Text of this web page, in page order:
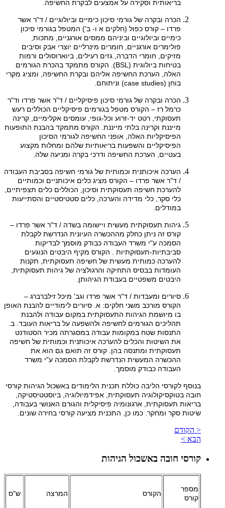
בריאותית וסקירה על אמצעים לבקרת החשיפה.
הכרה ובקרה של גורמי סיכון כימיים וביולוגיים / ד"ר אשר
פרדו – קורס כפול (חלקים א ו- ב') המטפל בגורמי סיכון
כימיים וביולוגיים וביניהם ממסים אורגניים, מתכות,
פולימרים אורגניים, חומרים מינרליים יוצרי אבק וסיבים
מזיקים, חומרי הדברה, גזים רעילים, ביוארוסולים ורמות
בטיחות ביולוגית (BSL). הקורס מתמקד בהכרת הגורמים
האלה, הערכת החשיפה אליהם ובקרת החשיפה, ומציג מקרי
בוחן (case studies) וניתוחם.
הכרה ובקרה של גורמי סיכון פיסיקליים / ד"ר אשר פרדו וד"ר
כרמל רז – הקורס מטפל בגורמים פיסיקליים הכוללים רעש
תעסוקתי, רטט יד-זרוע וכל-גופי, עומסים אקלימיים, קרינה
מייננת וקרינה בלתי מייננת. הקורס מתמקד בהבנת התופעות
הפיסיקליות האלה, אופני החשיפה לגורמי הסיכון
הפיסיקליים והשפעות בריאותיות שלהם ומחלות מקצוע
בעטיים, הערכת החשיפה ודרכי בקרה ומניעה שלה.
הערכה איכותנית וכמותית של גורמי חשיפה בסביבת העבודה
/ ד"ר אשר פרדו – הקורס מציג כלים איכותניים וכמותיים
להערכת חשיפה תעסוקתית וסיכון, הכוללים כלים תצפיתיים,
כלי סקר, כלי מדידה והערכה, כלים סטטיסטיים והסתייעות
במודלים.
גיהות תעסוקתית מעשית ויישומה בשדה / ד"ר אשר פרדו –
קורס זה ניתן כחלק מההכשרה העיונית הנדרשת לקבלת
הסמכה ע"י משרד העבודה כבודק מוסמך לבדיקות
סביבתיות-תעסוקתיות . הקורס מקיף היבטים הנוגעים
להערכה כמותית מעשית של חשיפה תעסוקתית, תקנות
העומדות בבסיס התחיקה והרגולציה של גיהות תעסוקתית,
היבטים משפטיים בעבודת הגיהותן.
סיורים ומעבדות / ד"ר אשר פרדו וגב' מיכל זילברברג –
הקורס מורכב משני חלקים: א. סיורים לימודיים להבנת האופן
בו מיושמת הגיהות התעסוקתית במקום עבודה ולהבנת
תהליכים הגורמים לחשיפה ולהשפעה על בריאות העובד. ב.
התנסות שטח במקומות עבודה במסגרתה מכיר הסטודנט
את השיטות והכלים להערכה איכותנית וכמותית של חשיפה
תעסוקתית ומתנסה בהן. קורס זה תואם גם הוא את
ההכשרה המעשית הנדרשת לקבלת הסמכה ע"י משרד
העבודה כבודק מוסמך.
בנוסף לקורסי הליבה כוללת תכנית הלימודים באשכול הגיהות קורסי
חובה בטוקסיקולוגיה תעסוקתית, אפידמיולוגיה, ביוסטטיסטיקה,
בריאות תעסוקתית, ארגונומיה פיסיקלית והגורם האנושי בעבודה,
שיטות סקר ומחקר. כמו כן, התכנית מציעה קורסי בחירה שונים.
< הקודם
הבא >
קורסי חובה באשכול הגיהות
מספר
קורס
הקורס המרצה ש"ס